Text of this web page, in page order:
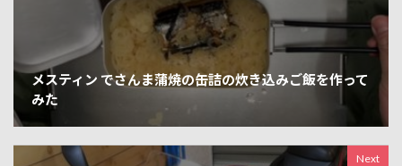
メスティン でさんま蒲焼の缶詰の炊き込みご飯を作って
みた
Next